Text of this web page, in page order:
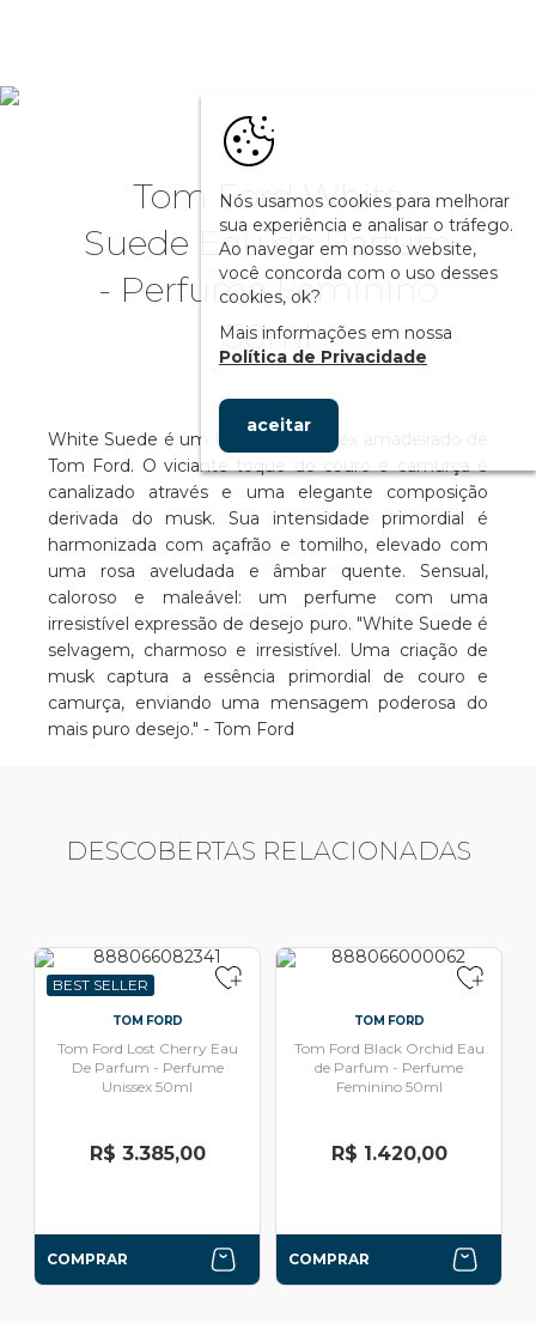
Tom Ford White
Suede Eau de Parfum
- Perfume Feminino
50ml
White Suede é um Perfume Unissex amadeirado de
Tom Ford. O viciante toque do couro e camurça é
canalizado através e uma elegante composição
derivada do musk. Sua intensidade primordial é
harmonizada com açafrão e tomilho, elevado com
uma rosa aveludada e âmbar quente. Sensual,
caloroso e maleável: um perfume com uma
irresistível expressão de desejo puro. "White Suede é
selvagem, charmoso e irresistível. Uma criação de
musk captura a essência primordial de couro e
camurça, enviando uma mensagem poderosa do
mais puro desejo." - Tom Ford
DESCOBERTAS RELACIONADAS
BEST SELLER
TOM FORD
Tom Ford Lost Cherry Eau
De Parfum - Perfume
Unissex 50ml
R$ 3.385,00
COMPRAR
TOM FORD
Tom Ford Black Orchid Eau
de Parfum - Perfume
Feminino 50ml
R$ 1.420,00
COMPRAR
Nós usamos cookies para melhorar
sua experiência e analisar o tráfego.
Ao navegar em nosso website,
você concorda com o uso desses
cookies, ok?
Mais informações em nossa
Política de Privacidade
aceitar